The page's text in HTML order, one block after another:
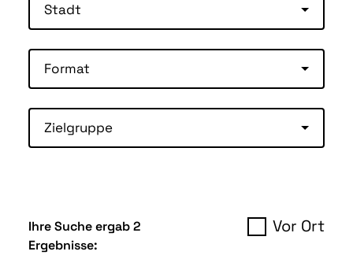
Stadt
Format
Zielgruppe
Ihre Suche ergab 2
Ergebnisse:
Vor Ort